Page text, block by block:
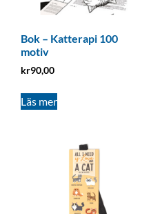
Bok – Katterapi 100
motiv
kr90,00
Läs mer